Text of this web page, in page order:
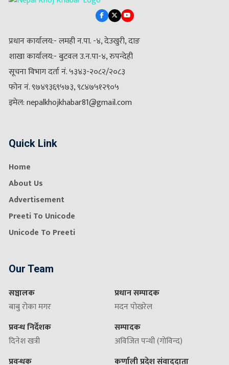
प्रधान कार्यालय:- लमही न.पा. -४, देउखुरी, दाङ
शाखा कार्यालय:- बुटवल उ.न.पा-४, रुपन्देही
सूचना विभाग दर्ता नं. ५३४३-२०८२/२०८३
फोन नं. ९७४९३६९५७३, ९८४७५१२९०५
इमेल: nepalkhojkhabar81@gmail.com
Quick Link
Home
About Us
Advertisement
Preeti To Unicode
Unicode To Preeti
Our Team
सञ्चालक
बाबु रोका मगर
प्रवन्ध निर्देशक
दिनेश खत्री
प्रवन्धक
प्रधान सम्पादक
मदन पोखरेल
सम्पादक
अविजित पन्थी (गोविन्द)
कर्णाली प्रदेश संवाददाता